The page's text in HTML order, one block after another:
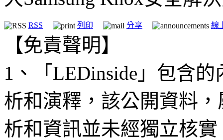
RSS 列印 分享 線
【免責聲明】
1、「LEDinside」包含
析和演釋，該公開資料
析和資訊並未經獨立核